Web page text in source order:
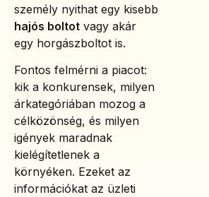
személy nyithat egy kisebb
hajós boltot vagy akár
egy horgászboltot is.
Fontos felmérni a piacot:
kik a konkurensek, milyen
árkategóriában mozog a
célközönség, és milyen
igények maradnak
kielégítetlenek a
környéken. Ezeket az
információkat az üzleti